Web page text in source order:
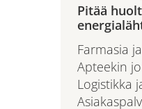
Pitää
Farmasia
Apteekin
Logistikka